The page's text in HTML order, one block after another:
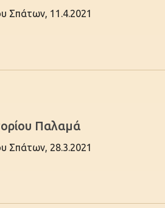
Σπάτων, 11.4.2021
Παλαμά
Σπάτων, 28.3.2021